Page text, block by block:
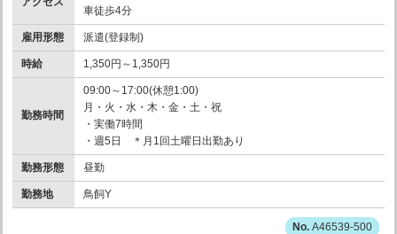
車徒歩4分
雇用形態 派遣(登録制)
時給 1,350円～1,350円
勤務時間
09:00～17:00(休憩1:00)
月・火・水・木・金・土・祝
・実働7時間
・週5日 ＊月1回土曜日出勤あり
勤務形態 昼勤
勤務地 鳥飼Y
A46539-500